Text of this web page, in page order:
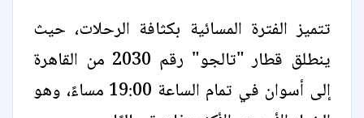
تتميز الفترة المسائية بكثافة الرحلات، حيث
ينطلق قطار "تالجو" رقم 2030 من القاهرة
إلى أسوان في تمام الساعة 19:00 مساءً، وهو